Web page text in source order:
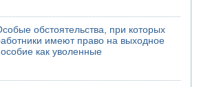
в стрельбе по
на местности
обстоятельства, при которых
имеют право на выходное
как уволенные